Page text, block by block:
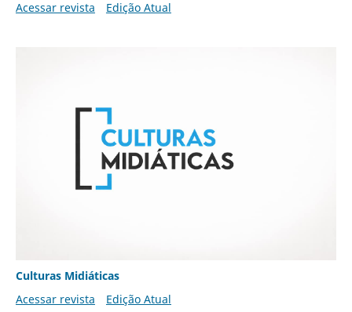
Acessar revista
Edição Atual
Culturas Midiáticas
Acessar revista
Edição Atual